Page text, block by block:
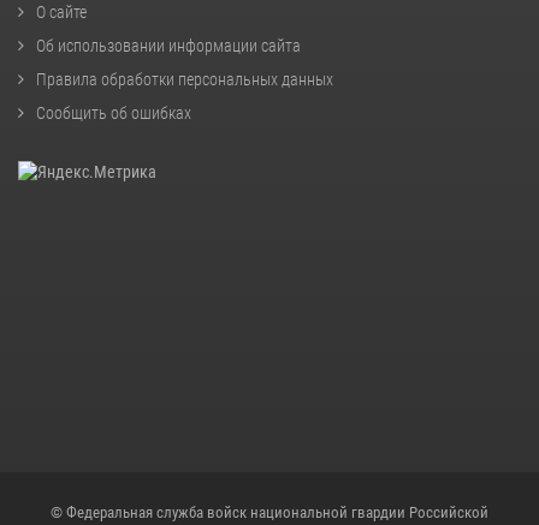
О сайте
Об использовании информации сайта
Правила обработки персональных данных
Сообщить об ошибках
© Федеральная служба войск национальной гвардии Российской